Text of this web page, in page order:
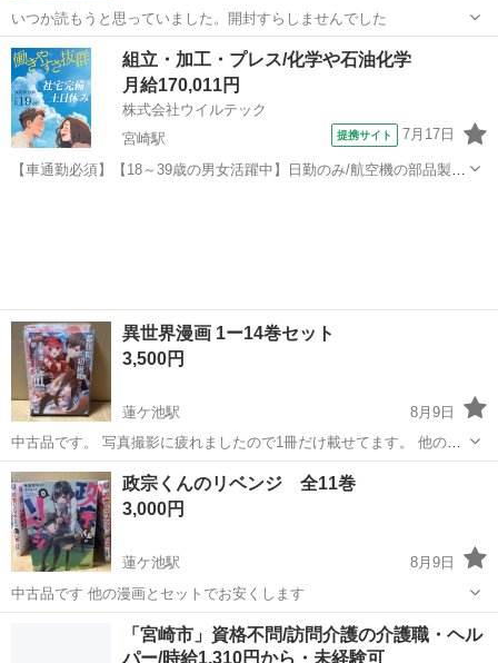
いつか読もうと思っていました。開封すらしませんでした
宮崎 宮崎市 蓮ケ池駅 マンガ、コミック、アニメ
組立・加工・プレス/化学や石油化学
月給170,011円
株式会社ウイルテック
宮崎駅
提携サイト 7月17日
【車通勤必須】【18～39歳の男女活躍中】日勤のみ/航空機の部品製
異世界漫画 1ー14巻セット
3,500円
蓮ケ池駅
8月9日
中古品です。 写真撮影に疲れましたので1冊だけ載せてます。 他の漫
画も同じ劣化状態です
宮崎 宮崎市 蓮ケ池駅 マンガ、コミック、アニメ
政宗くんのリベンジ 全11巻
3,000円
蓮ケ池駅
8月9日
中古品です 他の漫画とセットでお安くします
蓮ケ池駅 マンガ、コミック、アニメ
「宮崎市」資格不問/訪問介護の介護職・ヘル
パー/時給1,310円から・未経験可